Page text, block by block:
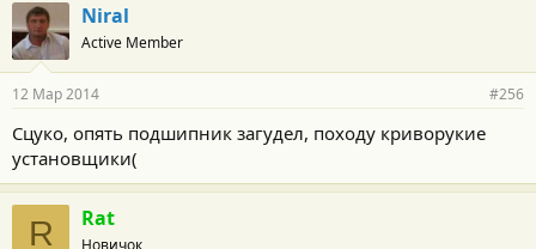
Niral
Active Member
12 Мар 2014 #256
Сцуко, опять подшипник загудел, походу криворукие
установщики(
R Rat
Новичок